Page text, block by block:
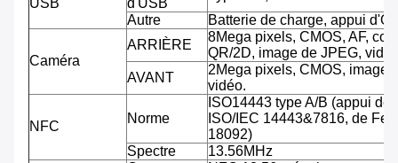
USB
d'USB
Autre
Batterie de charge, appui
Caméra
ARRIÈRE
8Mega pixels, CMOS, AF,
QR/2D, image de JPEG,
AVANT
2Mega pixels, CMOS, image
vidéo.
NFC
Norme
ISO14443 type A/B (appui de
ISO/IEC 14443&7816, de
18092)
Spectre
13.56MHz